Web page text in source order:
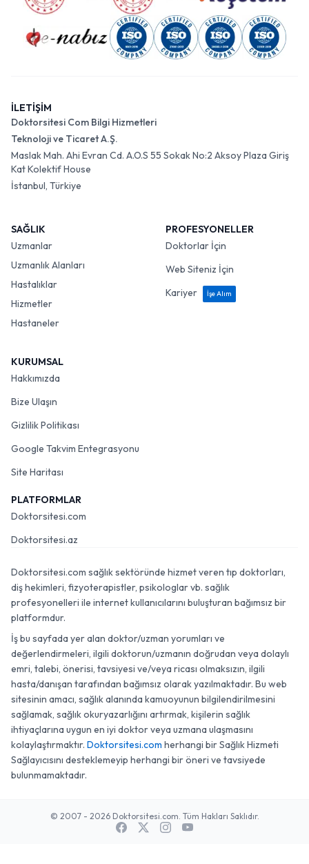
İLETİŞİM
Doktorsitesi Com Bilgi Hizmetleri
Teknoloji ve Ticaret A.Ş.
Maslak Mah. Ahi Evran Cd. A.O.S 55 Sokak No:2 Aksoy Plaza Giriş
Kat Kolektif House
İstanbul, Türkiye
SAĞLIK
Uzmanlar
Uzmanlık Alanları
Hastalıklar
Hizmetler
Hastaneler
PROFESYONELLER
Doktorlar İçin
Web Siteniz İçin
Kariyer
İşe Alım
KURUMSAL
Hakkımızda
Bize Ulaşın
Gizlilik Politikası
Google Takvim Entegrasyonu
Site Haritası
PLATFORMLAR
Doktorsitesi.com
Doktorsitesi.az
Doktorsitesi.com sağlık sektöründe hizmet veren tıp doktorları,
diş hekimleri, fizyoterapistler, psikologlar vb. sağlık
profesyonelleri ile internet kullanıcılarını buluşturan bağımsız bir
platformdur.
İş bu sayfada yer alan doktor/uzman yorumları ve
değerlendirmeleri, ilgili doktorun/uzmanın doğrudan veya dolaylı
emri, talebi, önerisi, tavsiyesi ve/veya ricası olmaksızın, ilgili
hasta/danışan tarafından bağımsız olarak yazılmaktadır. Bu web
sitesinin amacı, sağlık alanında kamuoyunun bilgilendirilmesini
sağlamak, sağlık okuryazarlığını artırmak, kişilerin sağlık
ihtiyaçlarına uygun en iyi doktor veya uzmana ulaşmasını
kolaylaştırmaktır. Doktorsitesi.com herhangi bir Sağlık Hizmeti
Sağlayıcısını desteklemeyip herhangi bir öneri ve tavsiyede
bulunmamaktadır.
© 2007 - 2026 Doktorsitesi.com. Tüm Hakları Saklıdır.